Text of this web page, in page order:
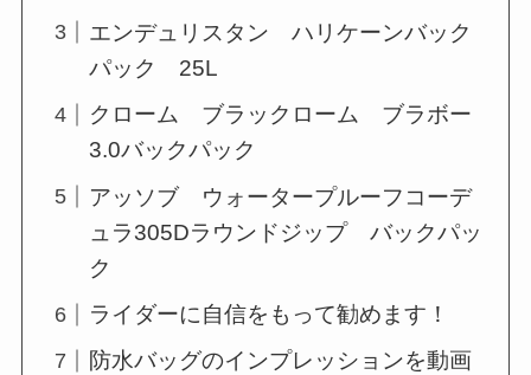
エンデュリスタン ハリケーンバック
パック 25L
クローム ブラックローム ブラボー
3.0バックパック
アッソブ ウォータープルーフコーデ
ュラ305Dラウンドジップ バックパッ
ク
ライダーに自信をもって勧めます！
防水バッグのインプレッションを動画